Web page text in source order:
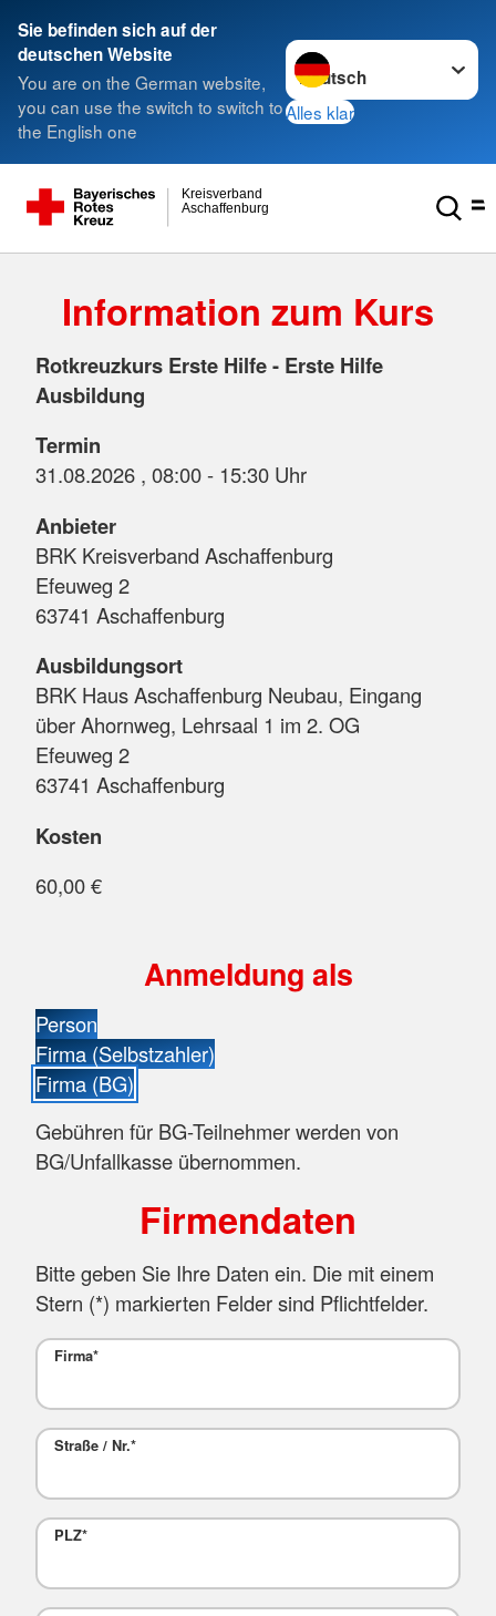
Sie befinden sich auf der
deutschen Website
You are on the German website,
you can use the switch to switch to
the English one
Sprache wechseln zu
Alles klar
Aschaffenburg
Kreisverband
Information zum Kurs
Rotkreuzkurs Erste Hilfe - Erste Hilfe
Ausbildung
Termin
31.08.2026 , 08:00 - 15:30 Uhr
Anbieter
BRK Kreisverband Aschaffenburg
Efeuweg 2
63741 Aschaffenburg
Ausbildungsort
BRK Haus Aschaffenburg Neubau, Eingang
über Ahornweg, Lehrsaal 1 im 2. OG
Efeuweg 2
63741 Aschaffenburg
Kosten
60,00 €
Anmeldung als
Person
Firma (Selbstzahler)
Firma (BG)
Gebühren für BG-Teilnehmer werden von
BG/Unfallkasse übernommen.
Firmendaten
Bitte geben Sie Ihre Daten ein. Die mit einem
Stern (*) markierten Felder sind Pflichtfelder.
Firma*
Straße / Nr.*
PLZ*